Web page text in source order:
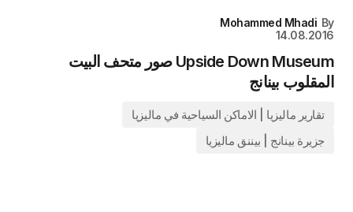
By
Mohammed Mhadi
14.08.2016
Upside Down Museum صور متحف البيت
المقلوب بينانج
تقارير ماليزيا | الاماكن السياحية في ماليزيا
جزيرة بينانج | بيننق ماليزيا